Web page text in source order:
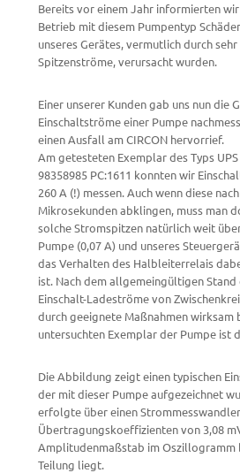
Bereits vor einem Jahr informierten
Betrieb mit diesem Pumpentyp
unseres Gerätes, vermutlich durch
Spitzenströme, verursacht wurden.
Einer unserer Kunden gab uns nun die
Einschaltströme einer Pumpe
einen Ausfall am CIRCON hervorrief.
Am getesteten Exemplar des Typs UPS
98358985 PC:1611 konnten wir
260 A (!) messen. Auch wenn diese
Mikrosekunden abklingen, muss man
solche Stromspitzen natürlich weit
Pumpe (0,07 A) und unseres
das Verhalten des Halbleiterrelais
ist. Nach dem allgemeingültigen Stand
Einschalt-Ladeströme von
durch geeignete Maßnahmen wirksam
untersuchten Exemplar der Pumpe ist
Die Abbildung zeigt einen typischen
der mit dieser Pumpe aufgezeichnet
erfolgte über einen
Übertragungskoeffizienten von 3,08
Amplitudenmaßstab im Oszillogramm
Teilung liegt.